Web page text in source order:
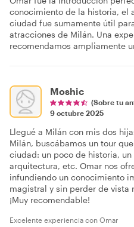
conocimiento de la historia, el
ciudad fue sumamente útil
atracciones de Milán. Una
recomendamos ampliamente
Moshic
(Sobre tu
9 octubre 2025
Llegué a Milán con mis dos
Milán, buscábamos un tour
ciudad: un poco de historia,
arquitectura, etc. Omar nos
infundiendo un conocimiento
magistral y sin perder de vista
¡Muy recomendable!
Excelente experiencia con Omar